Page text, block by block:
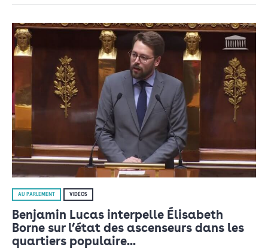
AU PARLEMENT VIDÉOS
Benjamin Lucas interpelle Élisabeth
Borne sur l’état des ascenseurs dans les
quartiers populaire...